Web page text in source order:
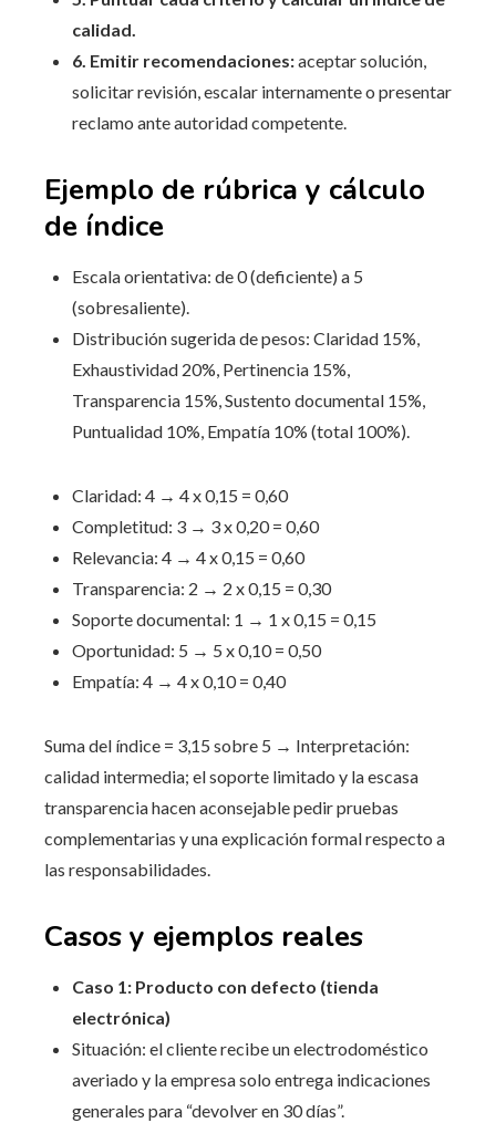
calidad.
6. Emitir recomendaciones:aceptar solución,
solicitar revisión, escalar internamente o presentar
reclamo ante autoridad competente.
Ejemplo de rúbrica y cálculo
de índice
Escala orientativa: de 0 (deficiente) a 5
(sobresaliente).
Distribución sugerida de pesos: Claridad 15%,
Exhaustividad 20%, Pertinencia 15%,
Transparencia 15%, Sustento documental 15%,
Puntualidad 10%, Empatía 10% (total 100%).
Claridad: 4 → 4 x 0,15 = 0,60
Completitud: 3 → 3 x 0,20 = 0,60
Relevancia: 4 → 4 x 0,15 = 0,60
Transparencia: 2 → 2 x 0,15 = 0,30
Soporte documental: 1 → 1 x 0,15 = 0,15
Oportunidad: 5 → 5 x 0,10 = 0,50
Empatía: 4 → 4 x 0,10 = 0,40
Suma del índice = 3,15 sobre 5 → Interpretación:
calidad intermedia; el soporte limitado y la escasa
transparencia hacen aconsejable pedir pruebas
complementarias y una explicación formal respecto a
las responsabilidades.
Casos y ejemplos reales
Caso 1: Producto con defecto (tienda
electrónica)
Situación: el cliente recibe un electrodoméstico
averiado y la empresa solo entrega indicaciones
generales para “devolver en 30 días”.